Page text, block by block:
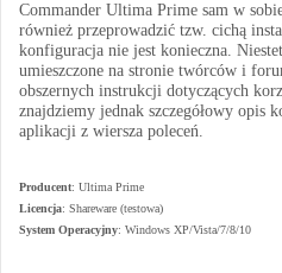
Commander Ultima Prime sam w
również przeprowadzić tzw. cichą
konfiguracja nie jest konieczna.
umieszczone na stronie twórców i
obszernych instrukcji dotyczących
znajdziemy jednak szczegółowy opis
aplikacji z wiersza poleceń.
Producent: Ultima Prime
Licencja: Shareware (testowa)
System Operacyjny: Windows XP/Vista/7/8/10